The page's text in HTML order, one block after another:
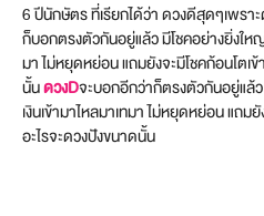
6 ปีนักษัตร ที่เรียกได้ว่า ดวงดีสุดๆเพราะ
ก็บอกตรงตัวกันอยู่แล้ว มีโชคอย่างยิ่งใหญ่
มา ไม่หยุดหย่อน แถมยังจะมีโชคก้อนโตเ
นั้นดวงDจะบอกอีกว่าก็ตรงตัวกันอยู่แล้
เงินเข้ามาไหลมาเทมา ไม่หยุดหย่อน แถ
อะไรจะดวงปังขนาดนั้น